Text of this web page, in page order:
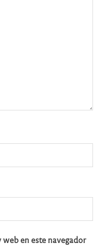
en este navegador